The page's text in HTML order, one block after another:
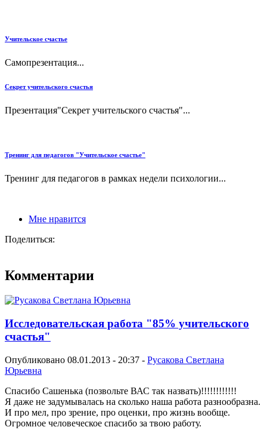
Учительское счастье
Самопрезентация...
Секрет учительского счастья
Презентация"Секрет учительского счастья"...
Тренинг для педагогов "Учительское счастье"
Тренинг для педагогов в рамках недели психологии...
Мне нравится
Поделиться:
Комментарии
Исследовательская работа "85% учительского
счастья"
Опубликовано 08.01.2013 - 20:37 - Русакова Светлана
Юрьевна
Спасибо Сашенька (позвольте ВАС так назвать)!!!!!!!!!!!!
Я даже не задумывалась на сколько наша работа разнообразна.
И про мел, про зрение, про оценки, про жизнь вообще.
Огромное человеческое спасибо за твою работу.